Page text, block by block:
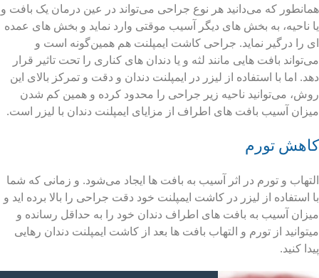
همانطور که می‌دانید هر نوع جراحی می‌تواند در عین درمان یک بافت و
یا ناحیه، به بخش های دیگر آسیب موقتی وارد نماید و بخش های عمده
ای را درگیر نماید. جراحی کاشت ایمپلنت هم همین‌گونه است و
می‌تواند بافت هایی مانند لثه و یا دندان های کناری را تحت تاثیر قرار
دهد. اما با استفاده از لیزر در ایمپلنت دندان و دقت و تمرکز بالای این
روش، می‌توانید ناحیه زیر جراحی را محدود کرده و همین کم شدن
میزان آسیب بافت های اطراف از مزایای ایمپلنت دندان با لیزر است.
کاهش تورم
التهاب و تورم در اثر آسیب به بافت ها ایجاد می‌شود. و زمانی که شما
با استفاده از لیزر در کاشت ایمپلنت خود دقت جراحی را بالا برده اید و
میزان آسیب به بافت های اطراف دندان خود را به حداقل رسانده و
میتوانید از تورم و التهاب بافت ها بعد از کاشت ایمپلنت دندان رهایی
پیدا کنید.